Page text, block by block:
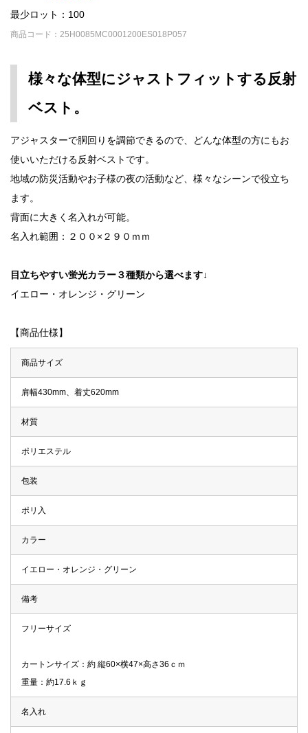
最少ロット：100
商品コード：25H0085MC0001200ES018P057
様々な体型にジャストフィットする反射
ベスト。
アジャスターで胴回りを調節できるので、どんな体型の方にもお
使いいただける反射ベストです。
地域の防災活動やお子様の夜の活動など、様々なシーンで役立ち
ます。
背面に大きく名入れが可能。
名入れ範囲：２００×２９０ｍｍ
目立ちやすい蛍光カラー３種類から選べます↓
イエロー・オレンジ・グリーン
【商品仕様】
商品サイズ
肩幅430mm、着丈620mm
材質
ポリエステル
包装
ポリ入
カラー
イエロー・オレンジ・グリーン
備考
フリーサイズ
カートンサイズ：約 縦60×横47×高さ36ｃｍ
重量：約17.6ｋｇ
名入れ